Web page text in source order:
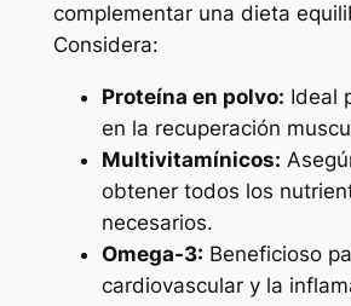
complementar una dieta
Considera:
Proteína en polvo: Ideal
en la recuperación
Multivitamínicos:
obtener todos los
necesarios.
Omega-3: Beneficioso
cardiovascular y la